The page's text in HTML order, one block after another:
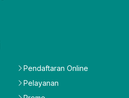
Pendaftaran Online
Pelayanan